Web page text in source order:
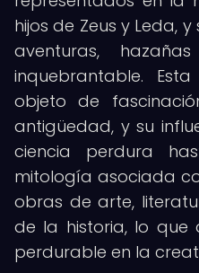
hijos de Zeus y Leda,
aventuras,
inquebrantable.
objeto de
antigüedad, y su
ciencia perdura
mitología asociada
obras de arte,
de la historia, lo que
perdurable en la